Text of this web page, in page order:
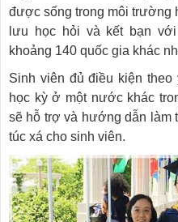
được sống trong môi trường
lưu học hỏi và kết bạn
khoảng 140 quốc gia khác
Sinh viên đủ điều kiện
học kỳ ở một nước khác
sẽ hỗ trợ và hướng dẫn làm
túc xá cho sinh viên.